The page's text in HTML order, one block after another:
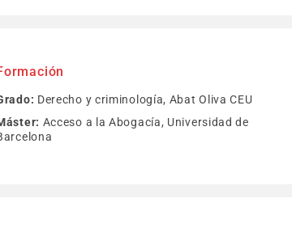
Derecho y criminología, Abat Oliva CEU
Acceso a la Abogacía, Universidad de